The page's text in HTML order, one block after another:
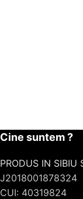
Cine suntem ?
PRODUS IN SIBIU
J2018001878324
CUI: 40319824